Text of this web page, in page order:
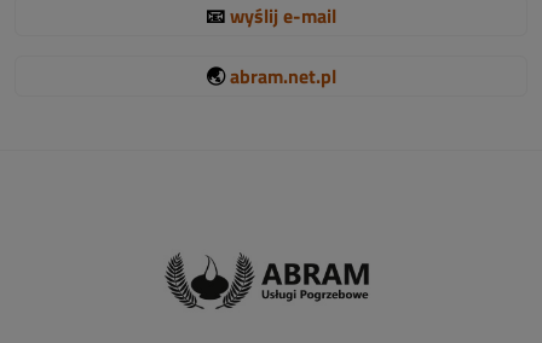
📧wyślij e-mail
🌏abram.net.pl